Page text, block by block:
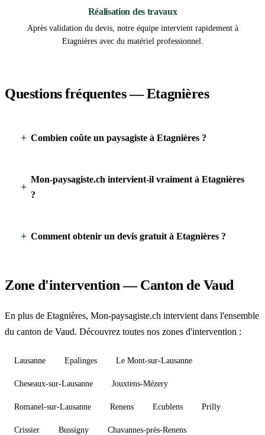
Réalisation des travaux
Après validation du devis, notre équipe intervient rapidement à
Etagnières avec du matériel professionnel.
Questions fréquentes — Etagnières
Combien coûte un paysagiste à Etagnières ?
Mon-paysagiste.ch intervient-il vraiment à Etagnières
?
Comment obtenir un devis gratuit à Etagnières ?
Zone d'intervention — Canton de Vaud
En plus de Etagnières, Mon-paysagiste.ch intervient dans l'ensemble
du canton de Vaud. Découvrez toutes nos zones d'intervention :
Lausanne Epalinges Le Mont-sur-Lausanne
Cheseaux-sur-Lausanne Jouxtens-Mézery
Romanel-sur-Lausanne Renens Ecublens Prilly
Crissier Bussigny Chavannes-près-Renens